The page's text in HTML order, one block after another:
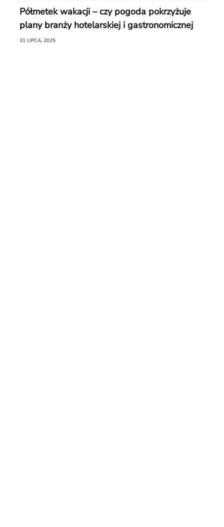
Półmetek wakacji – czy pogoda pokrzyżuje
plany branży hotelarskiej i gastronomicznej
31 LIPCA, 2025